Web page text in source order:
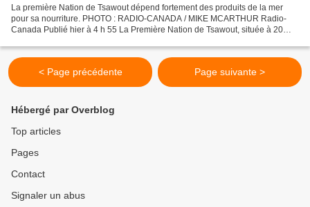
La première Nation de Tsawout dépend fortement des produits de la mer
pour sa nourriture. PHOTO : RADIO-CANADA / MIKE MCARTHUR Radio-
Canada Publié hier à 4 h 55 La Première Nation de Tsawout, située à 20
< Page précédente Page suivante >
Hébergé par Overblog
Top articles
Pages
Contact
Signaler un abus